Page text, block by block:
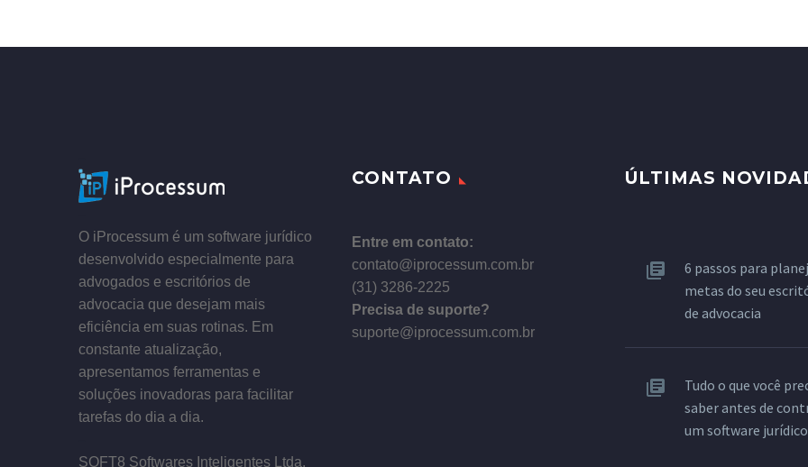
O iProcessum é um software jurídico
desenvolvido especialmente para
advogados e escritórios de
advocacia que desejam mais
eficiência em suas rotinas. Em
constante atualização,
apresentamos ferramentas e
soluções inovadoras para facilitar
tarefas do dia a dia.
SOFT8 Softwares Inteligentes Ltda.
CONTATO
Entre em contato:
contato@iprocessum.com.br
(31) 3286-2225
Precisa de suporte?
suporte@iprocessum.com.br
ÚLTIMAS
6 passos para
metas do seu
de advocacia
Tudo o que você
saber antes de
um software jurídico